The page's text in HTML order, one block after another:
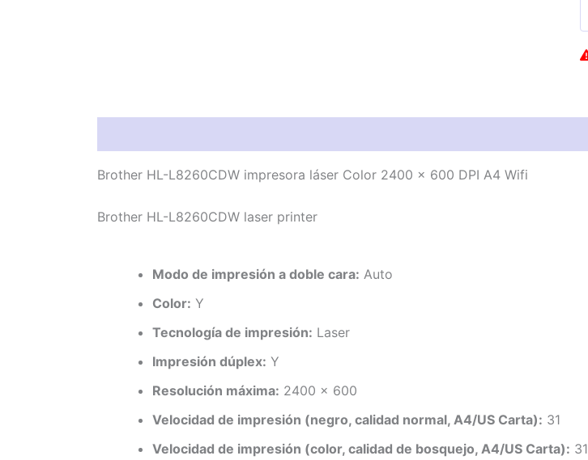
Brother HL-L8260CDW impresora láser Color 2400 x 600 DPI A4 Wifi
Brother HL-L8260CDW laser printer
Modo de impresión a doble cara: Auto
Color: Y
Tecnología de impresión: Laser
Impresión dúplex: Y
Resolución máxima: 2400 x 600
Velocidad de impresión (negro, calidad normal, A4/US Carta): 31
Velocidad de impresión (color, calidad de bosquejo, A4/US Carta): 31